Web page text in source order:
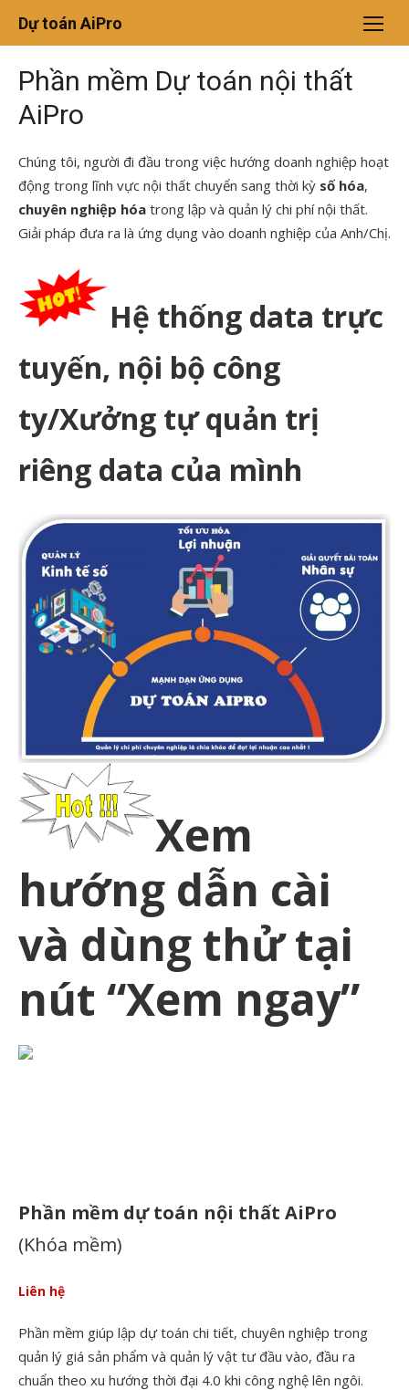
dung
Dự toán AiPro
Phần mềm Dự toán nội thất
AiPro
Chúng tôi, người đi đầu trong việc hướng doanh nghiệp hoạt
động trong lĩnh vực nội thất chuyển sang thời kỳ số hóa,
chuyên nghiệp hóa trong lập và quản lý chi phí nội thất.
Giải pháp đưa ra là ứng dụng vào doanh nghiệp của Anh/Chị.
Hệ thống data trực
tuyến, nội bộ công
ty/Xưởng tự quản trị
riêng data của mình
Xem
hướng dẫn cài
và dùng thử tại
nút “Xem ngay”
Phần mềm dự toán nội thất AiPro
(Khóa mềm)
Liên hệ
Phần mềm giúp lập dự toán chi tiết, chuyên nghiệp trong
quản lý giá sản phẩm và quản lý vật tư đầu vào, đầu ra
chuẩn theo xu hướng thời đại 4.0 khi công nghệ lên ngôi.